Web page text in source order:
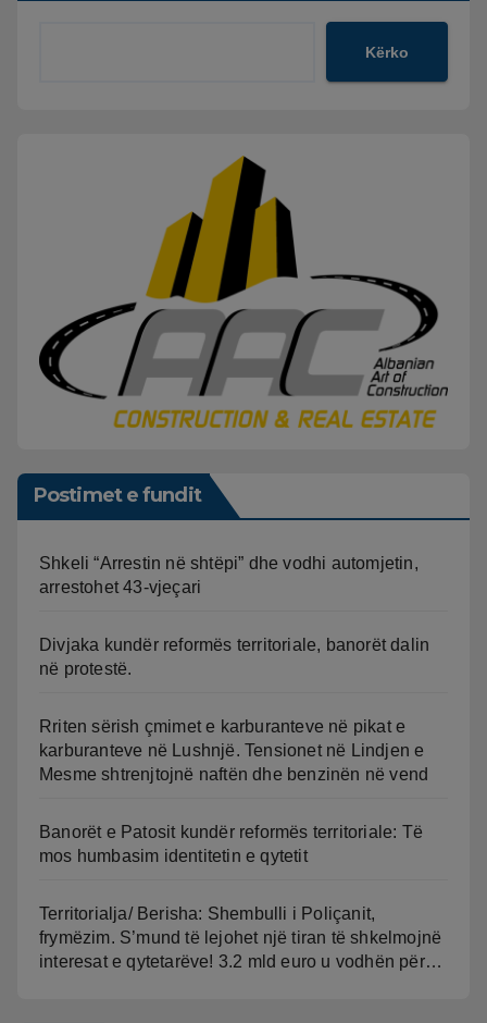
Kërko
Postimet e fundit
Shkeli “Arrestin në shtëpi” dhe vodhi automjetin,
arrestohet 43-vjeçari
Divjaka kundër reformës territoriale, banorët dalin
në protestë.
Rriten sërish çmimet e karburanteve në pikat e
karburanteve në Lushnjë. Tensionet në Lindjen e
Mesme shtrenjtojnë naftën dhe benzinën në vend
Banorët e Patosit kundër reformës territoriale: Të
mos humbasim identitetin e qytetit
Territorialja/ Berisha: Shembulli i Poliçanit,
frymëzim. S’mund të lejohet një tiran të shkelmojnë
interesat e qytetarëve! 3.2 mld euro u vodhën për…